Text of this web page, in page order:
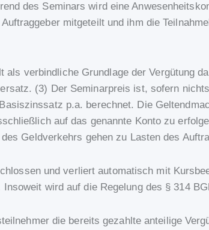
des Seminars wird eine
mitgeteilt und ihm die
verbindliche Grundlage der Vergütung
(3) Der Seminarpreis ist, sofern
p.a. berechnet. Die
auf das genannte Konto zu
Geldverkehrs gehen zu Lasten des
und verliert automatisch mit
wird auf die Regelung des § 314
die bereits gezahlte anteilige